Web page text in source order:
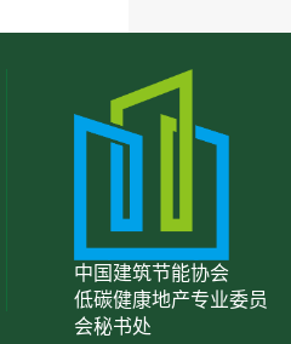
中国建筑节能协会
低碳健康地产专业委员
会秘书处